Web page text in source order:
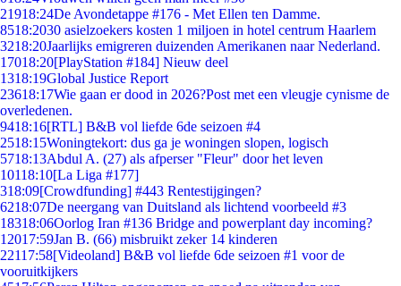
21918:24De Avondetappe #176 - Met Ellen ten Damme.
8518:2030 asielzoekers kosten 1 miljoen in hotel centrum Haarlem
3218:20Jaarlijks emigreren duizenden Amerikanen naar Nederland.
17018:20[PlayStation #184] Nieuw deel
1318:19Global Justice Report
23618:17Wie gaan er dood in 2026?Post met een vleugje cynisme de
overledenen.
9418:16[RTL] B&B vol liefde 6de seizoen #4
2518:15Woningtekort: dus ga je woningen slopen, logisch
5718:13Abdul A. (27) als afperser "Fleur" door het leven
10118:10[La Liga #177]
318:09[Crowdfunding] #443 Rentestijgingen?
6218:07De neergang van Duitsland als lichtend voorbeeld #3
18318:06Oorlog Iran #136 Bridge and powerplant day incoming?
12017:59Jan B. (66) misbruikt zeker 14 kinderen
22117:58[Videoland] B&B vol liefde 6de seizoen #1 voor de
vooruitkijkers